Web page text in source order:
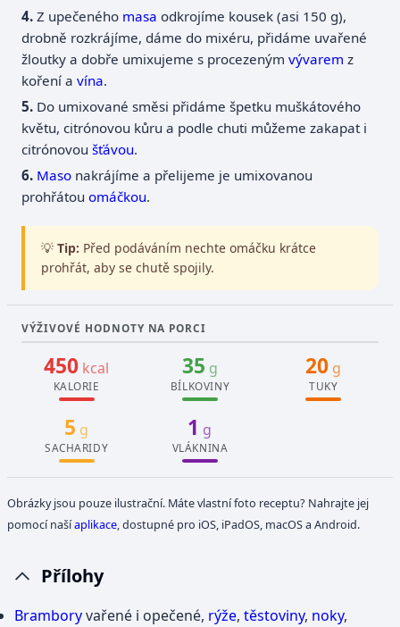
Z upečeného masa odkrojíme kousek (asi 150 g),
drobně rozkrájíme, dáme do mixéru, přidáme uvařené
žloutky a dobře umixujeme s procezenýmvývarem z
koření avína.
Do umixované směsi přidáme špetku muškátového
květu, citrónovou kůru a podle chuti můžeme zakapat i
citrónovoušťávou.
Maso nakrájíme a přelijeme je umixovanou
prohřátouomáčkou.
💡 Tip: Před podáváním nechte omáčku krátce
prohřát, aby se chutě spojily.
VÝŽIVOVÉ HODNOTY NA PORCI
450 kcal
KALORIE
35 g
BÍLKOVINY
20 g
TUKY
5 g
SACHARIDY
1 g
VLÁKNINA
Obrázky jsou pouze ilustrační. Máte vlastní foto receptu? Nahrajte jej
pomocí našíaplikace, dostupné pro iOS, iPadOS, macOS a Android.
Přílohy
Bramboryvařené i opečené, rýže, těstoviny, noky,